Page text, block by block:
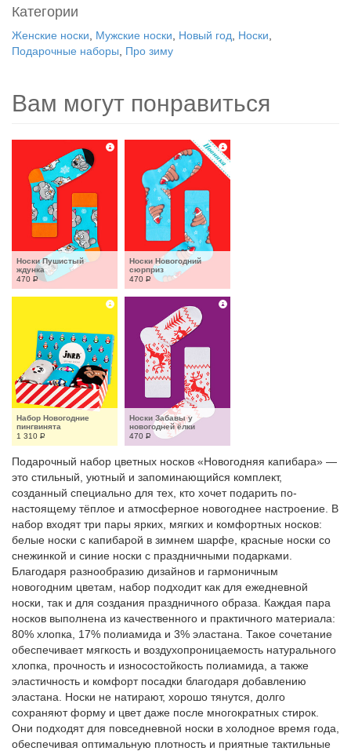
Категории
Женские носки Мужские носки Новый год Носки
Подарочные наборы
Про зиму
Вам могут понравиться
Носки Пушистый
ждунка
470 Р
Носки Новогодний
сюрприз
470 Р
Набор Новогодние
пингвинята
1 310 Р
Носки Забавы у
новогодней ёлки
470 Р
Подарочный набор цветных носков «Новогодняя капибара» —
это стильный, уютный и запоминающийся комплект,
созданный специально для тех, кто хочет подарить по-
настоящему тёплое и атмосферное новогоднее настроение. В
набор входят три пары ярких, мягких и комфортных носков:
белые носки с капибарой в зимнем шарфе, красные носки со
снежинкой и синие носки с праздничными подарками.
Благодаря разнообразию дизайнов и гармоничным
новогодним цветам, набор подходит как для ежедневной
носки, так и для создания праздничного образа. Каждая пара
носков выполнена из качественного и практичного материала:
80% хлопка, 17% полиамида и 3% эластана. Такое сочетание
обеспечивает мягкость и воздухопроницаемость натурального
хлопка, прочность и износостойкость полиамида, а также
эластичность и комфорт посадки благодаря добавлению
эластана. Носки не натирают, хорошо тянутся, долго
сохраняют форму и цвет даже после многократных стирок.
Они подходят для повседневной носки в холодное время года,
обеспечивая оптимальную плотность и приятные тактильные